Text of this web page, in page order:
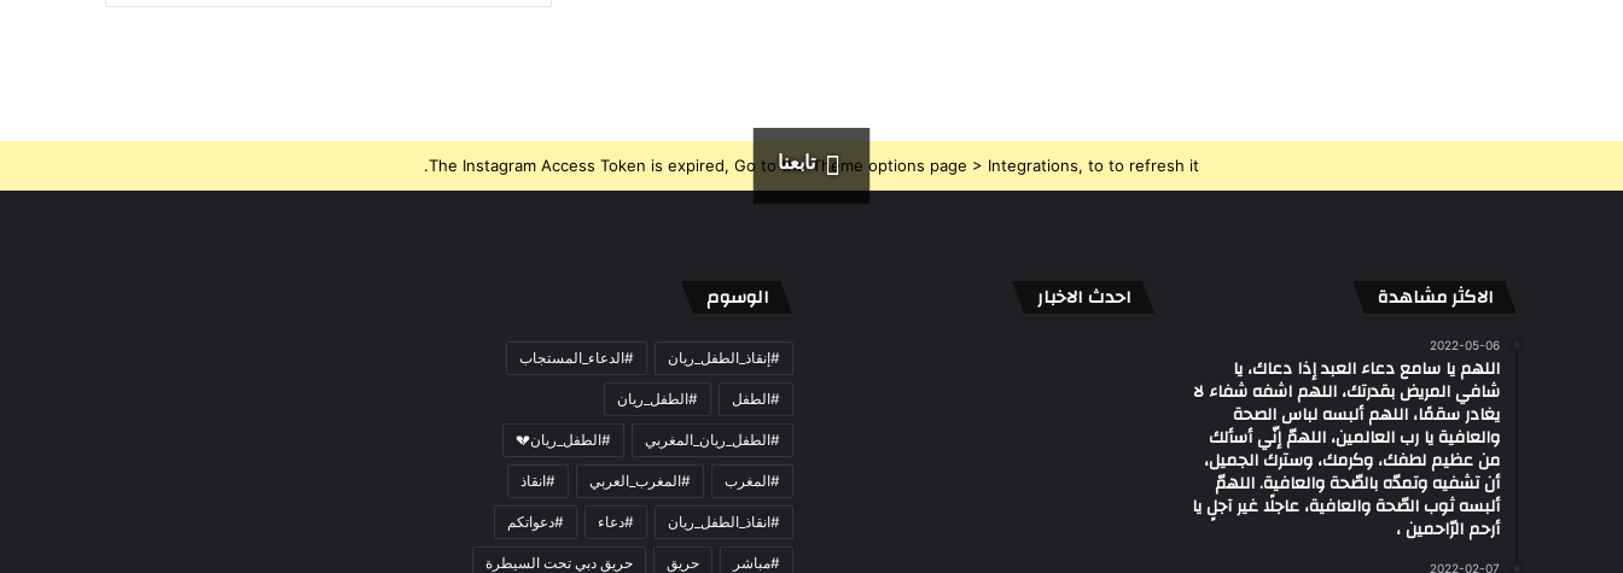
تابعنا
The Instagram Access Token is expired, Go to the Theme options page > Integrations, to to refresh it.
الاكثر مشاهدة
2022-05-06
اللهم يا سامع دعاء العبد إذا دعاك، يا
شافي المريض بقدرتك، اللهم اشفه شفاء لا
يغادر سقمًا، اللهم ألبسه لباس الصحة
والعافية يا رب العالمين، اللهمّ إنّي أسألك
من عظيم لطفك، وكرمك، وسترك الجميل،
أن تشفيه وتمدّه بالصّحة والعافية. اللهمّ
ألبسه ثوب الصّحة والعافية، عاجلًا غير آجلٍ يا
أرحم الرّاحمين ،
2022-02-07
احدث الاخبار الوسوم
#إنقاذ_الطفل_ريان #الدعاء_المستجاب
#الطفل #الطفل_ريان
#الطفل_ريان_المغربي #الطفل_ريان💔
#المغرب #المغرب_العربي #انقاذ
#انقاذ_الطفل_ريان #دعاء #دعواتكم
#مباشر حريق حريق دبي تحت السيطرة